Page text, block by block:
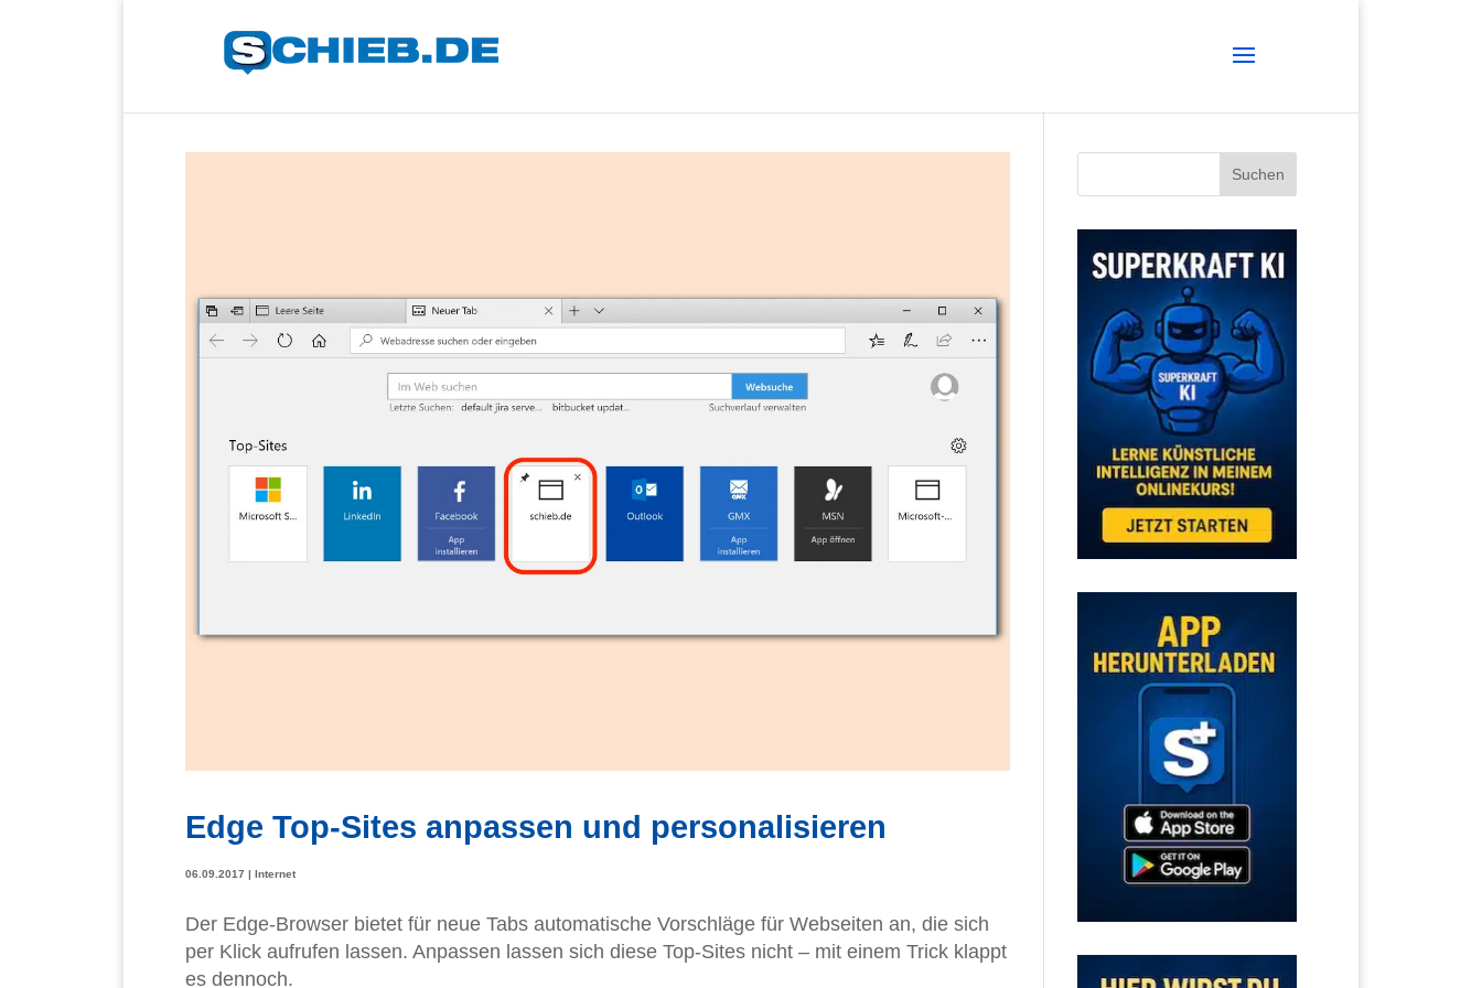
Edge Top-Sites anpassen und personalisieren
06.09.2017 | Internet
Der Edge-Browser bietet für neue Tabs automatische Vorschläge für Webseiten an, die sich
per Klick aufrufen lassen. Anpassen lassen sich diese Top-Sites nicht – mit einem Trick klappt
es dennoch.